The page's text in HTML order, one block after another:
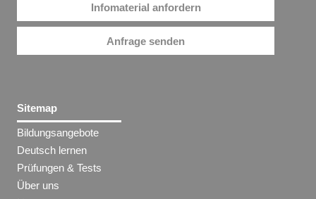
Infomaterial anfordern
Anfrage senden
Sitemap
Bildungsangebote
Deutsch lernen
Prüfungen & Tests
Über uns